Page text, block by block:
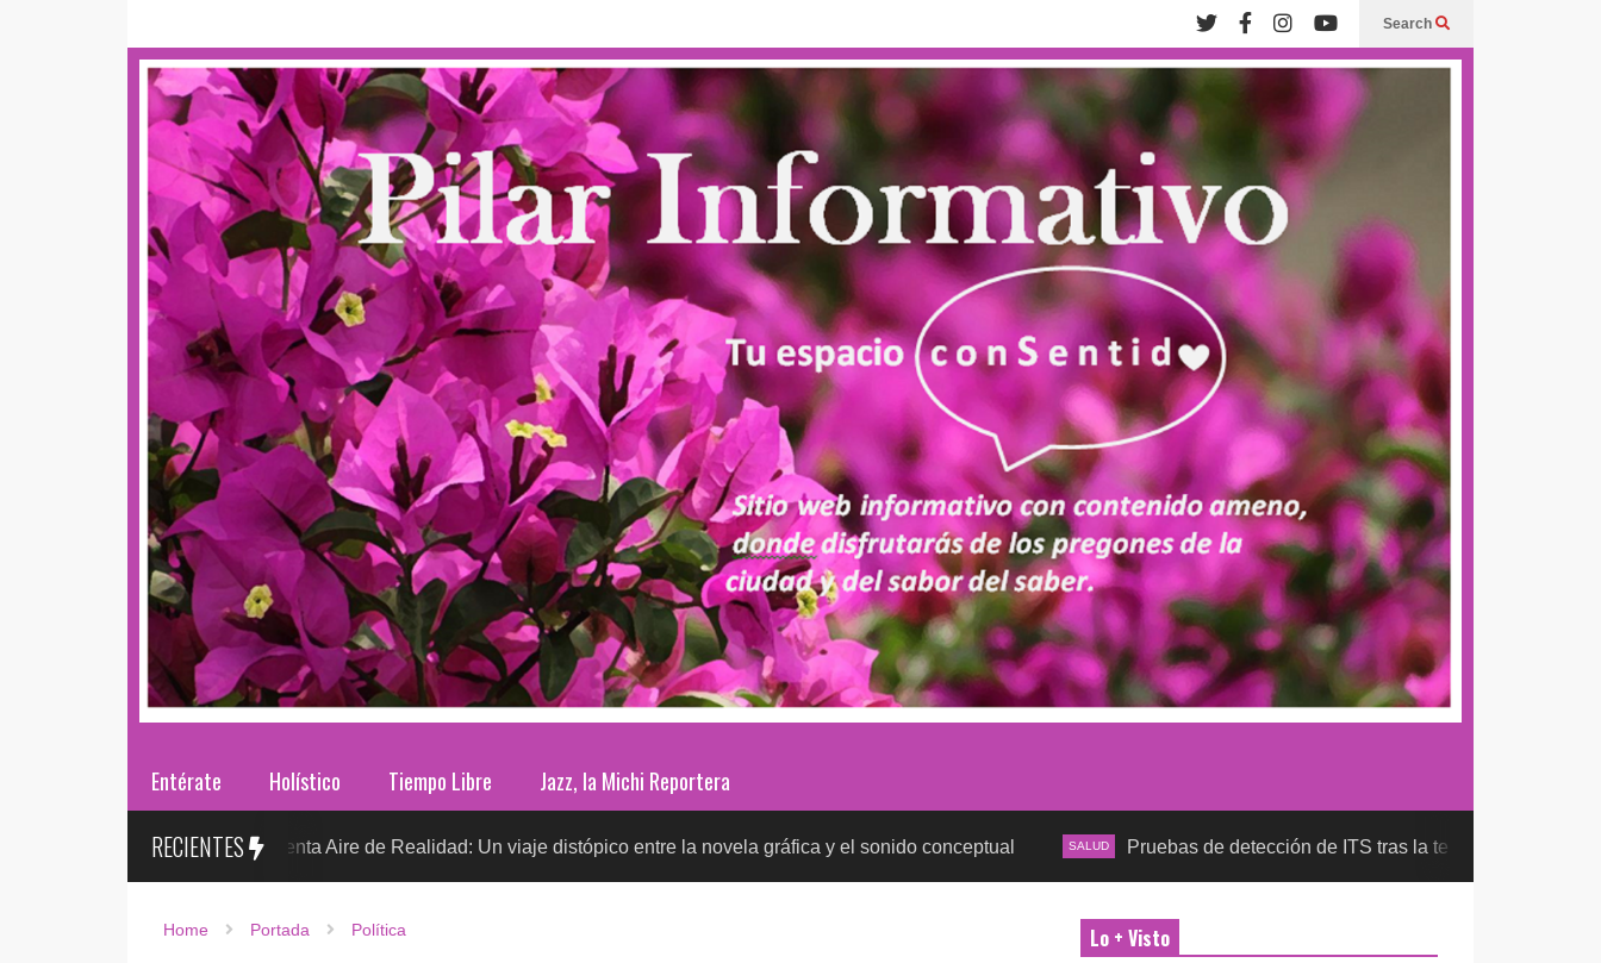
Search
Entérate Holístico Tiempo Libre Jazz, la Michi Reportera
RECIENTES
Sr. González presenta Aire de Realidad: Un viaje distópico entre la novela gráfica y el sonido conceptual SALUD Pruebas de detección de ITS tras la temporada futbolera, aseguran
Home Portada Política Lo + Visto